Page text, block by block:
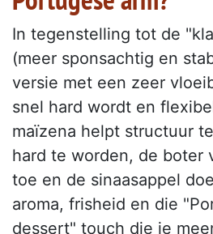
In tegenstelling tot de
(meer sponsachtig en
versie met een zeer
snel hard wordt en
maïzena helpt structuur
hard te worden, de boter
toe en de sinaasappel
aroma, frisheid en die
dessert" touch die je